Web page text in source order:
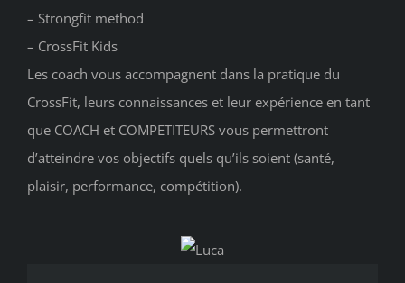
– Strongfit method
– CrossFit Kids
Les coach vous accompagnent dans la pratique du
CrossFit, leurs connaissances et leur expérience en tant
que COACH et COMPETITEURS vous permettront
d’atteindre vos objectifs quels qu’ils soient (santé,
plaisir, performance, compétition).